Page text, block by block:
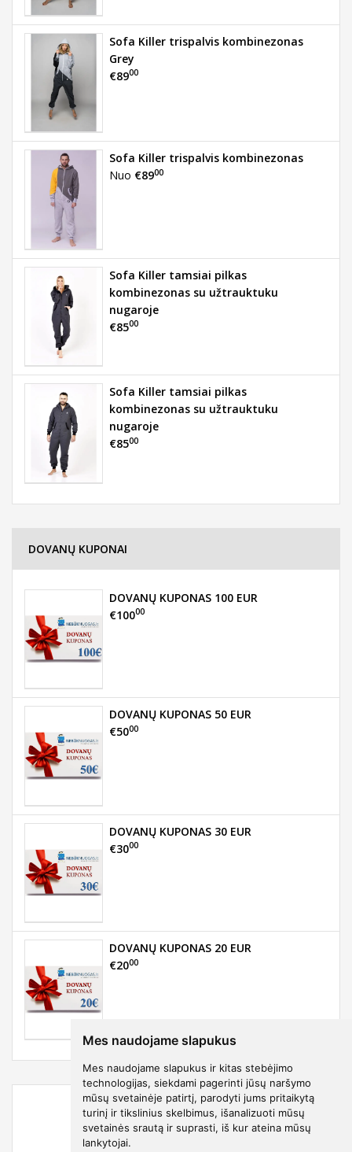
Mes naudojame slapukus
Mes naudojame slapukus ir kitas stebėjimo
technologijas, siekdami pagerinti jūsų naršymo
mūsų svetainėje patirtį, parodyti jums pritaikytą
turinį ir tikslinius skelbimus, išanalizuoti mūsų
svetainės srautą ir suprasti, iš kur ateina mūsų
lankytojai.
Sofa Killer trispalvis kombinezonas
Grey
€8900
Sofa Killer trispalvis kombinezonas
Nuo €8900
Sofa Killer tamsiai pilkas
kombinezonas su užtrauktuku
nugaroje
€8500
Sofa Killer tamsiai pilkas
kombinezonas su užtrauktuku
nugaroje
€8500
DOVANŲ KUPONAI
DOVANŲ KUPONAS 100 EUR
€10000
DOVANŲ KUPONAS 50 EUR
€5000
DOVANŲ KUPONAS 30 EUR
€3000
DOVANŲ KUPONAS 20 EUR
€2000